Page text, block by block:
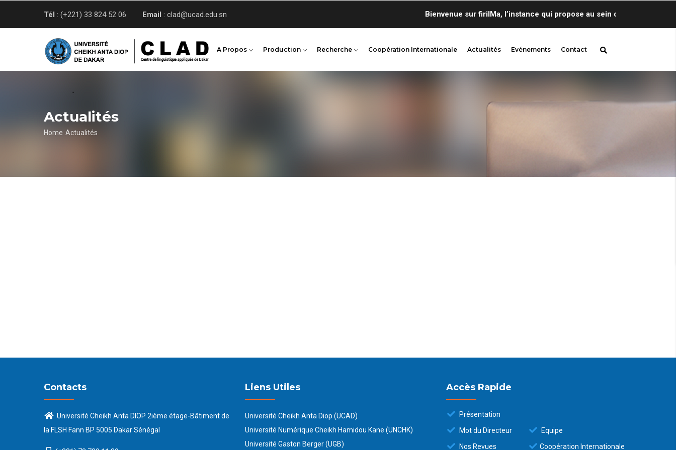
Tél : (+221) 33 824 52 06 Email : clad@ucad.edu.sn Bienvenue sur firilMa, l’instance qui propose au sein de Centre de
A Propos Production Recherche Coopération Internationale Actualités Evénements Contact
Actualités
Breadcrumb
Home Actualités
Contacts
Université Cheikh Anta DIOP 2ième étage-Bâtiment de
la FLSH Fann BP 5005 Dakar Sénégal
Liens Utiles
Université Cheikh Anta Diop (UCAD)
Université Numérique Cheikh Hamidou Kane (UNCHK)
Université Gaston Berger (UGB)
Accès Rapide
Présentation
Mot du Directeur
Nos Revues
Equipe
Coopération Internationale